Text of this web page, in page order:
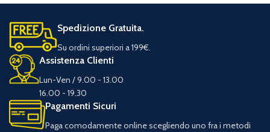
Spedizione Gratuita.
Su ordini superiori a 199€.
Assistenza Clienti
Lun-Ven / 9.00 - 13.00
16.00 - 19.30
Pagamenti Sicuri
Paga comodamente online scegliendo uno fra i metodi